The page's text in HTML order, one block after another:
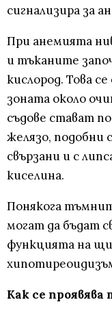
сигнализира за
При анемията
и тъканите
кислород. Това
зоната около
съдове стават
желязо,
свързани и с
киселина.
Понякога
могат да бъдат
функцията на
Как се